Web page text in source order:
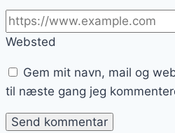
Websted
Gem mit navn, mail og
til næste gang jeg